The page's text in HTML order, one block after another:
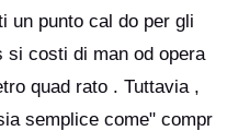
un punto cal do per gli
si costi di man od opera
quad rato . Tuttavia ,
semplice come" compr